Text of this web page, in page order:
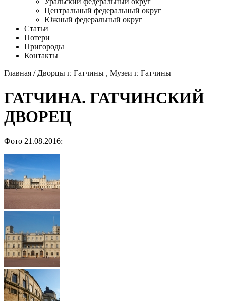
Центральный федеральный округ
Южный федеральный округ
Статьи
Потери
Пригороды
Контакты
Главная /Дворцы г. Гатчины , Музеи г. Гатчины
ГАТЧИНА. ГАТЧИНСКИЙ
ДВОРЕЦ
Фото 21.08.2016: